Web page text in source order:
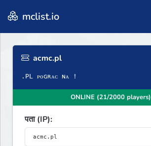
mclist.io
acmc.pl
ONLINE (21/2000 players)
पता (IP):